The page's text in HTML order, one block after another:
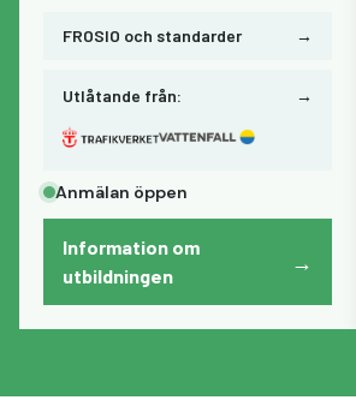
FROSIO och standarder →
Utlåtande från: →
Anmälan öppen
Information om
utbildningen
→